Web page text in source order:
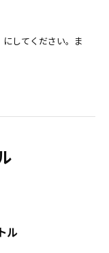
してください。ま
ル